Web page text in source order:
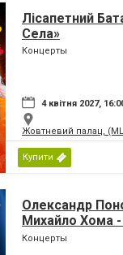
Лісапетний
Села»
Концерты
4 квітня 2027,
Жовтневий палац,
Купити
Олександр
Михайло Хома -
Переможе!
Концерты